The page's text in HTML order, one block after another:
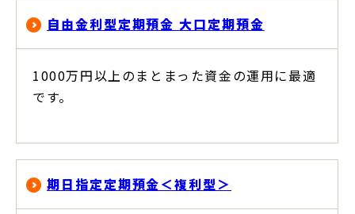
自由金利型定期預金 大口定期預金
1000万円以上のまとまった資金の運用に最適
です。
期日指定定期預金＜複利型＞